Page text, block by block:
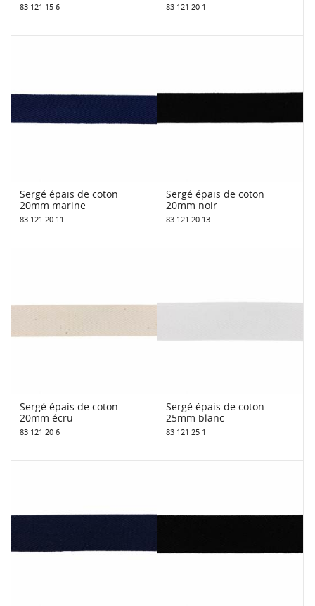
83 121 15 6 83 121 20 1
Sergé épais de coton
20mm marine
83 121 20 11
Sergé épais de coton
20mm noir
83 121 20 13
Sergé épais de coton
20mm écru
83 121 20 6
Sergé épais de coton
25mm blanc
83 121 25 1